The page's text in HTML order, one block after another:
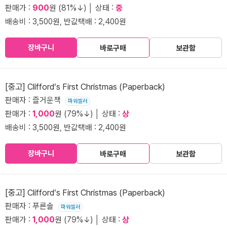
판매가 : 900원 (81%↓) │ 상태 : 중
배송비 : 3,500원, 반값택배 : 2,400원
장바구니 바로구매 보관함
[중고] Clifford‘s First Christmas (Paperback)
판매자 : 즐거운책 파워셀러
판매가 : 1,000원 (79%↓) │ 상태 : 상
배송비 : 3,500원, 반값택배 : 2,400원
장바구니 바로구매 보관함
[중고] Clifford‘s First Christmas (Paperback)
판매자 : 푸른솔 파워셀러
판매가 : 1,000원 (79%↓) │ 상태 : 상